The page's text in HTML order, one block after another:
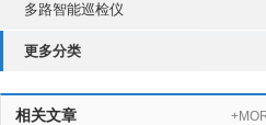
多路智能巡检仪
更多分类
相关文章